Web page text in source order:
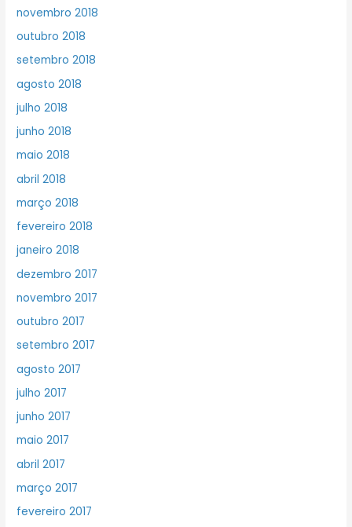
novembro 2018
outubro 2018
setembro 2018
agosto 2018
julho 2018
junho 2018
maio 2018
abril 2018
março 2018
fevereiro 2018
janeiro 2018
dezembro 2017
novembro 2017
outubro 2017
setembro 2017
agosto 2017
julho 2017
junho 2017
maio 2017
abril 2017
março 2017
fevereiro 2017